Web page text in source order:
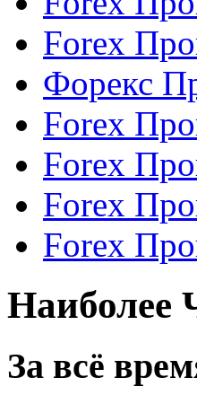
Forex
Форекс
Forex
Forex
Forex
Forex
Наиболее
За всё